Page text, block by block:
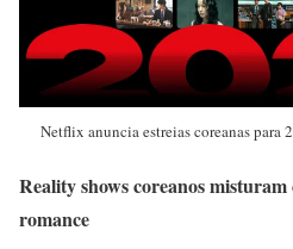
Netflix anuncia estreias coreanas
Reality shows coreanos
romance